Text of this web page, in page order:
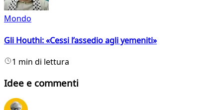
Mondo
Gli Houthi: «Cessi l’assedio agli yemeniti»
1 min di lettura
Idee e commenti